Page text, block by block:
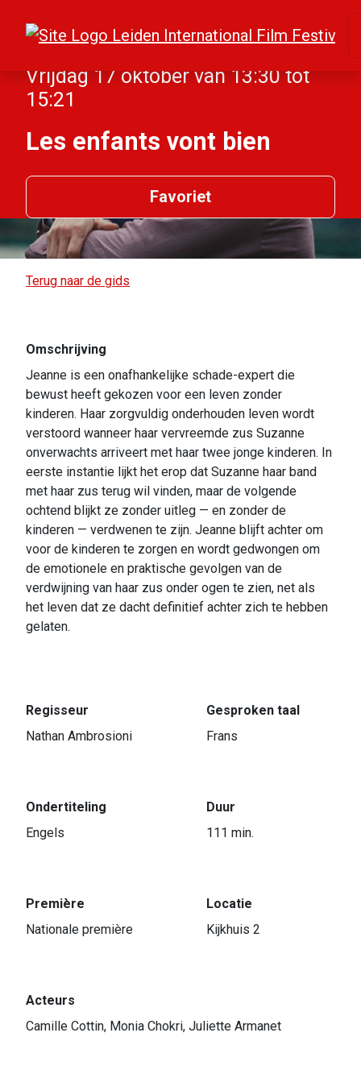
Vrijdag 17 oktober van 13:30 tot
15:21
Les enfants vont bien
Favoriet
Terug naar de gids
Omschrijving
Jeanne is een onafhankelijke schade-expert die
bewust heeft gekozen voor een leven zonder
kinderen. Haar zorgvuldig onderhouden leven wordt
verstoord wanneer haar vervreemde zus Suzanne
onverwachts arriveert met haar twee jonge kinderen. In
eerste instantie lijkt het erop dat Suzanne haar band
met haar zus terug wil vinden, maar de volgende
ochtend blijkt ze zonder uitleg — en zonder de
kinderen — verdwenen te zijn. Jeanne blijft achter om
voor de kinderen te zorgen en wordt gedwongen om
de emotionele en praktische gevolgen van de
verdwijning van haar zus onder ogen te zien, net als
het leven dat ze dacht definitief achter zich te hebben
gelaten.
Regisseur
Nathan Ambrosioni
Gesproken taal
Frans
Ondertiteling
Engels
Duur
111 min.
Première
Nationale première
Locatie
Kijkhuis 2
Acteurs
Camille Cottin, Monia Chokri, Juliette Armanet